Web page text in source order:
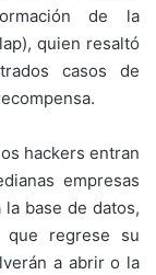
de la
quien resaltó
casos de
hackers entran
empresas
base de datos,
regrese su
a abrir o la